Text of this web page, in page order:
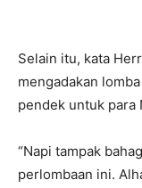
Selain itu, kata
mengadakan
pendek untuk para
“Napi tampak
perlombaan ini.